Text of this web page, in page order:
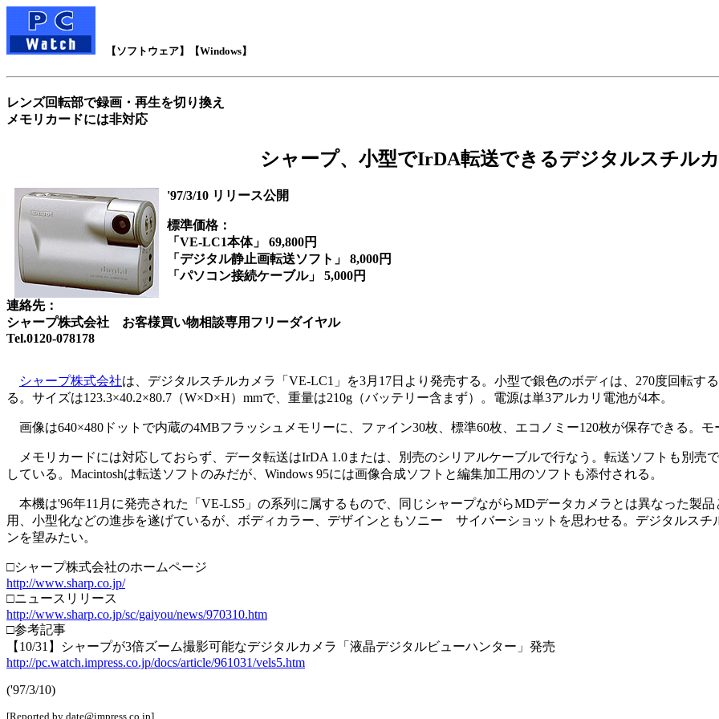
【ソフトウェア】【Windows】
レンズ回転部で録画・再生を切り換え
メモリカードには非対応
シャープ、小型でIrDA転送できるデジタルスチル
'97/3/10 リリース公開
標準価格：
「VE-LC1本体」 69,800円
「デジタル静止画転送ソフト」 8,000円
「パソコン接続ケーブル」 5,000円
連絡先：
シャープ株式会社 お客様買い物相談専用フリーダイヤル
Tel.0120-078178
シャープ株式会社は、デジタルスチルカメラ「VE-LC1」を3月17日より発売する。小型で銀色のボディは、270度回転す
る。サイズは123.3×40.2×80.7（W×D×H）mmで、重量は210g（バッテリー含まず）。電源は単3アルカリ電池が4本。
画像は640×480ドットで内蔵の4MBフラッシュメモリーに、ファイン30枚、標準60枚、エコノミー120枚が保存できる。モ
メモリカードには対応しておらず、データ転送はIrDA 1.0または、別売のシリアルケーブルで行なう。転送ソフトも別売で
している。Macintoshは転送ソフトのみだが、Windows 95には画像合成ソフトと編集加工用のソフトも添付される。
本機は'96年11月に発売された「VE-LS5」の系列に属するもので、同じシャープながらMDデータカメラとは異なった製
用、小型化などの進歩を遂げているが、ボディカラー、デザインともソニー サイバーショットを思わせる。デジタルス
ンを望みたい。
□シャープ株式会社のホームページ
http://www.sharp.co.jp/
□ニュースリリース
http://www.sharp.co.jp/sc/gaiyou/news/970310.htm
□参考記事
【10/31】シャープが3倍ズーム撮影可能なデジタルカメラ「液晶デジタルビューハンター」発売
http://pc.watch.impress.co.jp/docs/article/961031/vels5.htm
('97/3/10)
[Reported by date@impress.co.jp]